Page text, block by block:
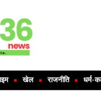
खेल राजनीति धर्म-